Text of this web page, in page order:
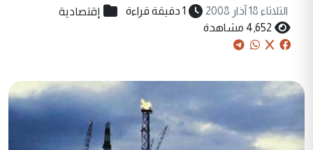
الثلاثاء 18 آذار 2008 1 دقيقة قراءة إقتصادية
4,652 مشاهدة